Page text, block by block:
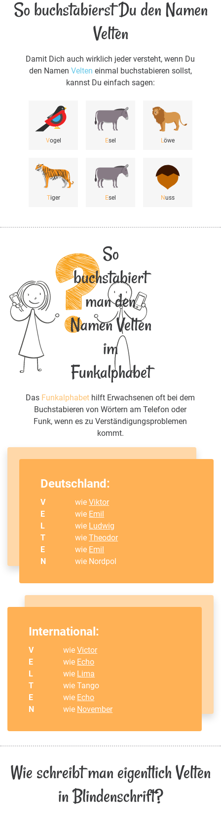
So buchstabierst Du den Namen
Velten
Damit Dich auch wirklich jeder versteht, wenn Du
den Namen Velten einmal buchstabieren sollst,
kannst Du einfach sagen:
Vogel Esel Löwe
Tiger Esel Nuss
So
buchstabiert
man den
Namen Velten
im
Funkalphabet
Das Funkalphabet hilft Erwachsenen oft bei dem
Buchstabieren von Wörtern am Telefon oder
Funk, wenn es zu Verständigungsproblemen
kommt.
Deutschland:
V wieViktor
E
wie Emil
L
wie Ludwig
T
wieTheodor
E
wie Emil
N
wie Nordpol
International:
V wieVictor
E
wie Echo
L
wie Lima
T
wie Tango
E
wie Echo
N
wie November
Wie schreibt man eigentlich Velten
in Blindenschrift?